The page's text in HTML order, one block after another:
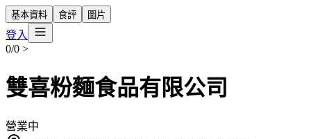
基本資料 食評 圖片
登入
0/0 >
雙喜粉麵食品有限公司
營業中